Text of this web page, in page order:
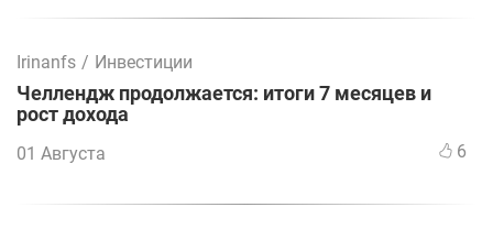
Irinanfs / Инвестиции
Челлендж продолжается: итоги 7 месяцев и
рост дохода
01 Августа 6